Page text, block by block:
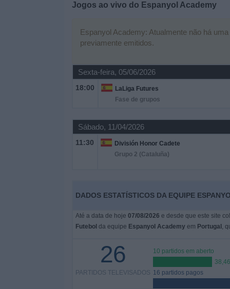
Jogos ao vivo do Espanyol Academy
Espanyol Academy: Atualmente não há
previamente emitidos.
Sexta-feira, 05/06/2026
18:00
LaLiga Futures
Fase de grupos
Sábado, 11/04/2026
11:30
División Honor Cadete
Grupo 2 (Cataluña)
DADOS ESTATÍSTICOS DA EQUIPE
Até a data de hoje 07/08/2026 e desde que este site
Futebol da equipe Espanyol Academyem Portugal ,
26
PARTIDOS TELEVISADOS
10 partidos em aberto
16 partidos pagos